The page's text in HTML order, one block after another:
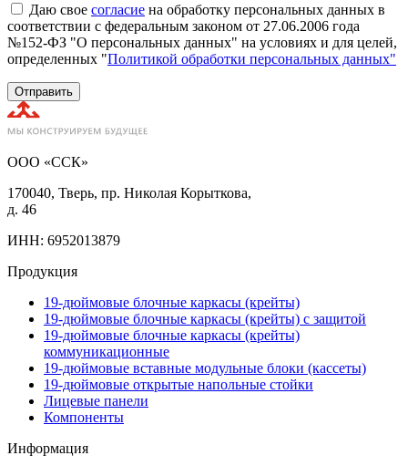
Даю свое согласие на обработку персональных данных в
соответствии с федеральным законом от 27.06.2006 года
№152-ФЗ "О персональных данных" на условиях и для целей,
определенных "Политикой обработки персональных данных"
Отправить
ООО «ССК»
170040, Тверь, пр. Николая Корыткова,
д. 46
ИНН: 6952013879
Продукция
19-дюймовые блочные каркасы (крейты)
19-дюймовые блочные каркасы (крейты) с защитой
19-дюймовые блочные каркасы (крейты)
коммуникационные
19-дюймовые вставные модульные блоки (кассеты)
19-дюймовые открытые напольные стойки
Лицевые панели
Компоненты
Информация